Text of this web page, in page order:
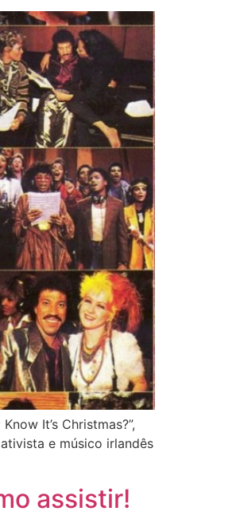
It’s Christmas?”,
e músico irlandês
assistir!